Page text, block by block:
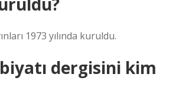
1973 yılında kuruldu.
dergisini kim